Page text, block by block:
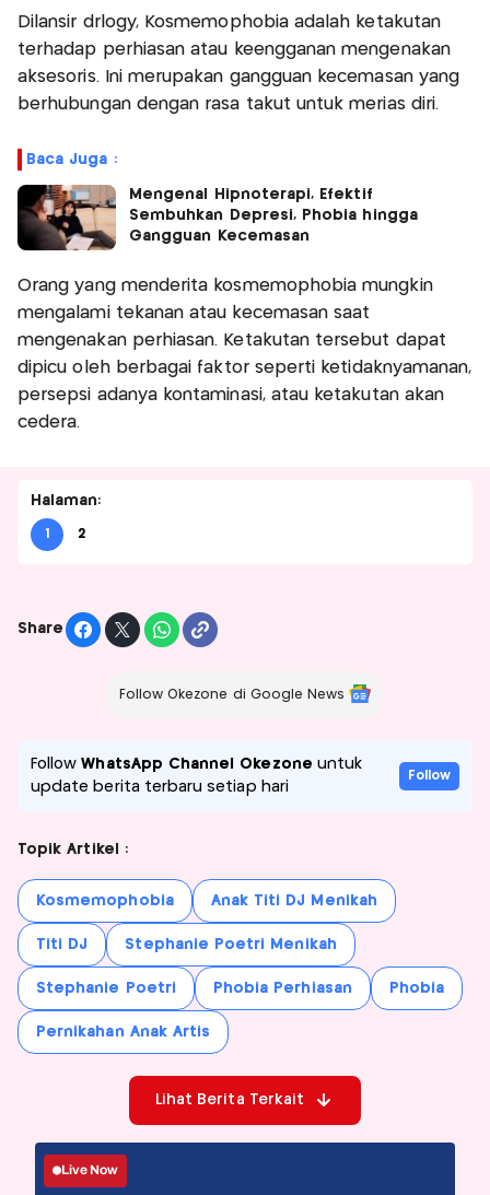
Dilansir drlogy, Kosmemophobia adalah ketakutan
terhadap perhiasan atau keengganan mengenakan
aksesoris. Ini merupakan gangguan kecemasan yang
berhubungan dengan rasa takut untuk merias diri.
Baca Juga :
Mengenal Hipnoterapi, Efektif
Sembuhkan Depresi, Phobia hingga
Gangguan Kecemasan
Orang yang menderita kosmemophobia mungkin
mengalami tekanan atau kecemasan saat
mengenakan perhiasan. Ketakutan tersebut dapat
dipicu oleh berbagai faktor seperti ketidaknyamanan,
persepsi adanya kontaminasi, atau ketakutan akan
cedera.
Halaman:
1 2
Share
Follow Okezone di Google News
FollowWhatsApp Channel Okezone untuk
update berita terbaru setiap hari
Follow
Topik Artikel :
Kosmemophobia Anak Titi DJ Menikah
Titi DJ Stephanie Poetri Menikah
Stephanie Poetri Phobia Perhiasan Phobia
Pernikahan Anak Artis
Lihat Berita Terkait
Live Now